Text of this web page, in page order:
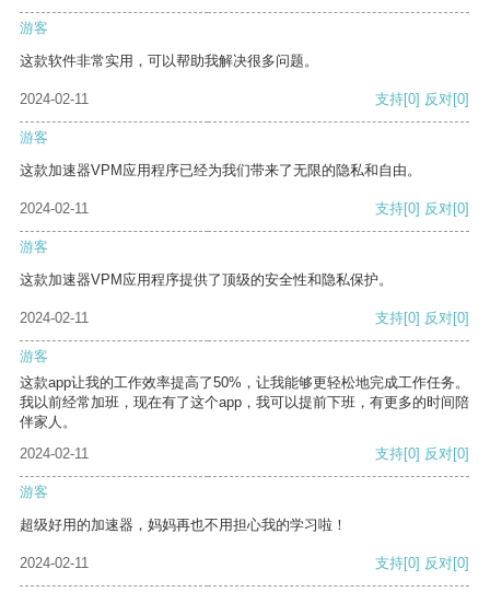
游客
这款软件非常实用，可以帮助我解决很多问题。
2024-02-11 支持[0] 反对[0]
游客
这款加速器VPM应用程序已经为我们带来了无限的隐私和自由。
2024-02-11 支持[0] 反对[0]
游客
这款加速器VPM应用程序提供了顶级的安全性和隐私保护。
2024-02-11 支持[0] 反对[0]
游客
这款app让我的工作效率提高了50%，让我能够更轻松地完成工作任务。
我以前经常加班，现在有了这个app，我可以提前下班，有更多的时间陪
伴家人。
2024-02-11
支持[0] 反对[0]
游客
超级好用的加速器，妈妈再也不用担心我的学习啦！
2024-02-11 支持[0] 反对[0]